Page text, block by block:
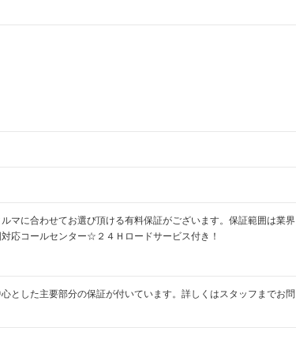
マに合わせてお選び頂ける有料保証がございます。保証範囲は業界
応コールセンター☆２４Ｈロードサービス付き！
とした主要部分の保証が付いています。詳しくはスタッフまでお問